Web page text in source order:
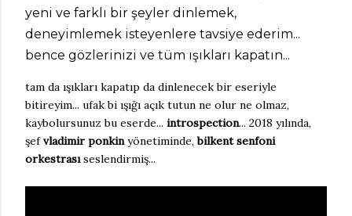
yeni ve farklı bir şeyler dinlemek,
deneyimlemek isteyenlere tavsiye ederim...
bence gözlerinizi ve tüm ışıkları kapatın...
tam da ışıkları kapatıp da dinlenecek bir eseriyle
bitireyim... ufak bi ışığı açık tutun ne olur ne olmaz,
kaybolursunuz bu eserde... introspection... 2018 yılında,
şefvladimir ponkinyönetiminde,bilkent senfoni
orkestrasıseslendirmiş...